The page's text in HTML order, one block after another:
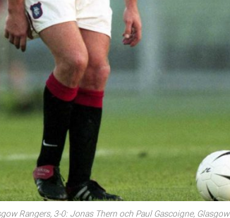
Rangers, 3-0: Jonas Thern och Paul Gascoigne, Glasgow